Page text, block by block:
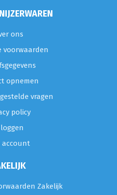
ons
voorwaarden
opnemen
vragen
policy
account
Zakelijk